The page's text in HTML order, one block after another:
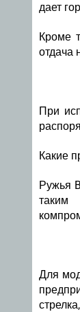
дает
Кроме
отдача
При
Какие
Ружья
таким
Для